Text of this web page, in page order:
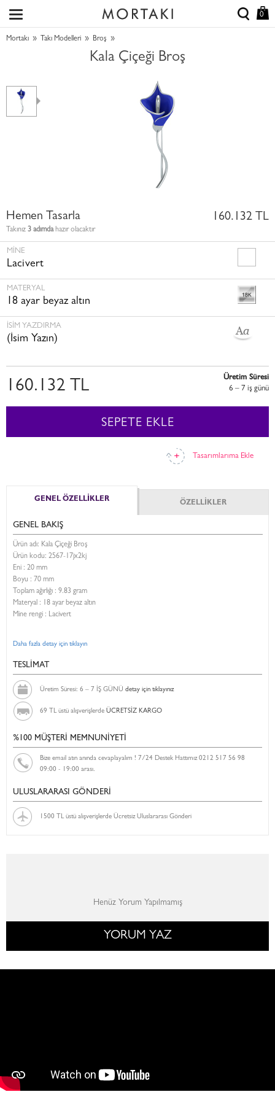
0
Mortakı » Takı Modelleri » Broş »
Kala Çiçeği Broş
Hemen Tasarla
Takınız 3 adımdahazır olacaktır
160.132 TL
MINE
Lacivert
MATERYAL
18 ayar beyaz altın
İSİM YAZDIRMA
(İsim Yazın)
Tasarımlarıma Ekle
160.132 TL
Üretim Süresi
6 – 7 i̇ş günü
SEPETE EKLE
GENEL ÖZELLİKLER ÖZELLİKLER
GENEL BAKIŞ
Ürün adı: Kala Çiçeği Broş
Ürün kodu: 2567-17jx2kj
Eni : 20 mm
Boyu : 70 mm
Toplam ağırlığı : 9.83 gram
Materyal : 18 ayar beyaz altın
Mine rengi : Lacivert
Daha fazla detay için tıklayın
TESLİMAT
Üretim Süresi: 6 – 7 İŞ GÜNÜ detay için tıklayınız
69 TL üstü alışverişlerde ÜCRETSİZ KARGO
%100 MÜŞTERİ MEMNUNİYETİ
Bize email atın anında cevaplayalım ! 7/24 Destek Hattımız 0212 517 56 98
09:00 - 19:00 arası.
ULUSLARARASI GÖNDERİ
1500 TL üstü alışverişlerde Ücretsiz Uluslararası Gönderi
Henüz Yorum Yapılmamış
YORUM YAZ